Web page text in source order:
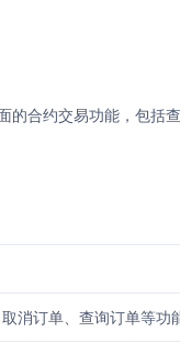
的合约交易功能，包
消订单、查询订单等功